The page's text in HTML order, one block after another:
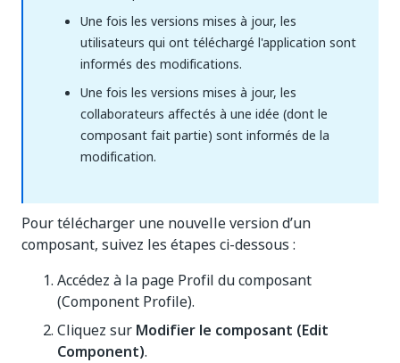
Une fois les versions mises à jour, les
utilisateurs qui ont téléchargé l'application sont
informés des modifications.
Une fois les versions mises à jour, les
collaborateurs affectés à une idée (dont le
composant fait partie) sont informés de la
modification.
Pour télécharger une nouvelle version d’un
composant, suivez les étapes ci-dessous :
Accédez à la page Profil du composant
(Component Profile).
Cliquez sur Modifier le composant (Edit
Component).